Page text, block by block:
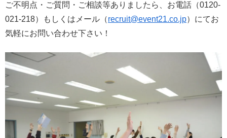
ご不明点・ご質問・ご相談等ありましたら、お電話（0120-
021-218）もしくはメール（recruit@event21.co.jp）にてお
気軽にお問い合わせ下さい！